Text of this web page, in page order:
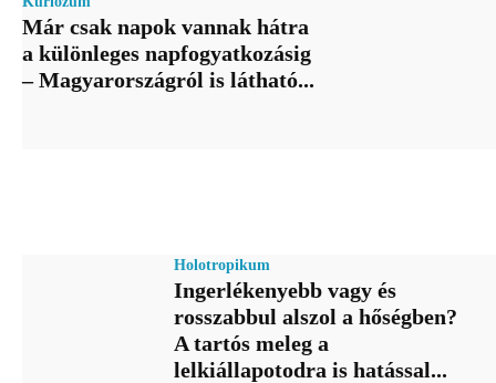
Már csak napok vannak hátra
a különleges napfogyatkozásig
– Magyarországról is látható...
Holotropikum
Ingerlékenyebb vagy és
rosszabbul alszol a hőségben?
A tartós meleg a
lelkiállapotodra is hatással...